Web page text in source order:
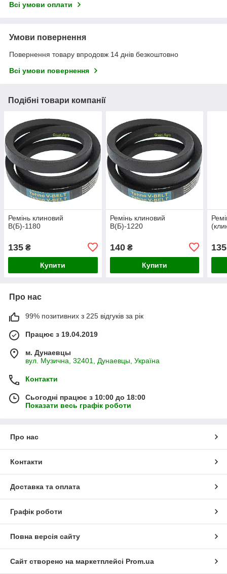
Всі умови оплати
Умови повернення
Повернення товару впродовж 14 днів безкоштовно
Всі умови повернення
Подібні товари компанії
Ремінь клиновий
В(Б)-1180
135 ₴
Купити
Ремінь клиновий
В(Б)-1220
140₴
Купити
135
Про нас
99% позитивних з 225 відгуків за рік
Працює з 19.04.2019
м. Дунаевцы
вул. Музична, 32401, Дунаевцы, Україна
Контакти
Сьогодні працює з 10:00 до 18:00
Показати весь графік роботи
Про нас
Контакти
Доставка та оплата
Графік роботи
Повна версія сайту
Сайт створено на маркетплейсі Prom.ua